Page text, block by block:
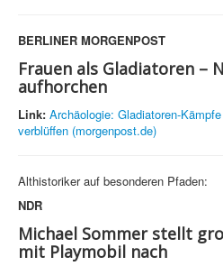
BERLINER MORGENPOST
Frauen als Gladiatoren –
aufhorchen
Link: Archäologie: Gladiatoren-
verblüffen (morgenpost.de)
Althistoriker auf besonderen Pfaden:
NDR
Michael Sommer stellt
mit Playmobil nach